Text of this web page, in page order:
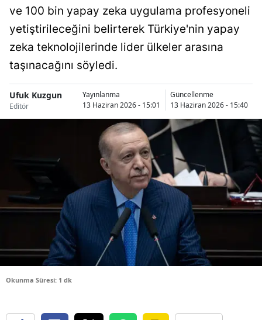
Bilecik
Bingöl
Bolu
Burdur
Bursa
Çanakkale
Çankırı
Çorum
Diyarbakır
ve 100 bin yapay zeka uygulama profesyoneli
yetiştirileceğini belirterek Türkiye'nin yapay
zeka teknolojilerinde lider ülkeler arasına
taşınacağını söyledi.
Ufuk Kuzgun
Editör
Yayınlanma
13 Haziran 2026 - 15:01
Güncellenme
13 Haziran 2026 - 15:40
Okunma Süresi: 1 dk